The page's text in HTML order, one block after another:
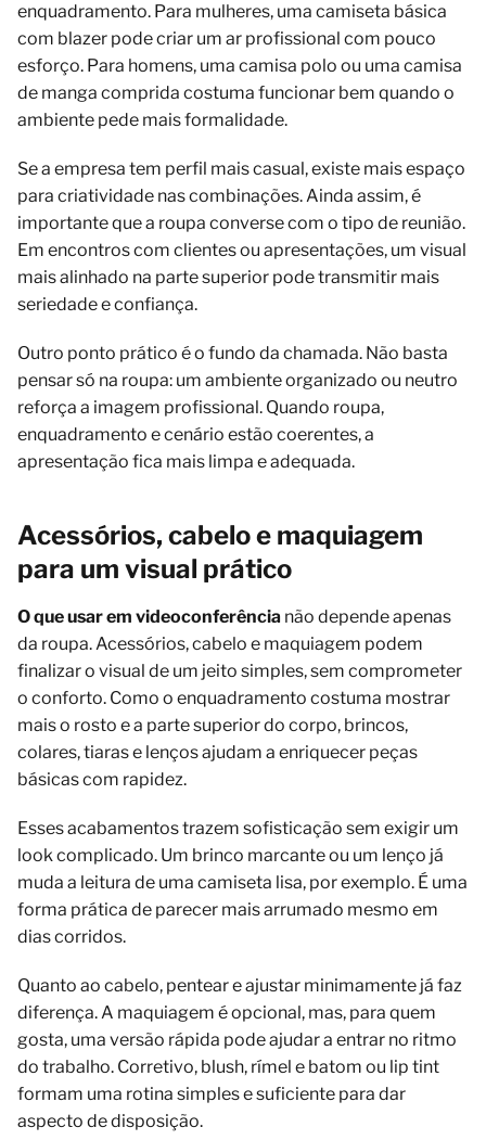
enquadramento. Para mulheres, uma camiseta básica
com blazer pode criar um ar profissional com pouco
esforço. Para homens, uma camisa polo ou uma camisa
de manga comprida costuma funcionar bem quando o
ambiente pede mais formalidade.
Se a empresa tem perfil mais casual, existe mais espaço
para criatividade nas combinações. Ainda assim, é
importante que a roupa converse com o tipo de reunião.
Em encontros com clientes ou apresentações, um visual
mais alinhado na parte superior pode transmitir mais
seriedade e confiança.
Outro ponto prático é o fundo da chamada. Não basta
pensar só na roupa: um ambiente organizado ou neutro
reforça a imagem profissional. Quando roupa,
enquadramento e cenário estão coerentes, a
apresentação fica mais limpa e adequada.
Acessórios, cabelo e maquiagem
para um visual prático
O que usar em videoconferência não depende apenas
da roupa. Acessórios, cabelo e maquiagem podem
finalizar o visual de um jeito simples, sem comprometer
o conforto. Como o enquadramento costuma mostrar
mais o rosto e a parte superior do corpo, brincos,
colares, tiaras e lenços ajudam a enriquecer peças
básicas com rapidez.
Esses acabamentos trazem sofisticação sem exigir um
look complicado. Um brinco marcante ou um lenço já
muda a leitura de uma camiseta lisa, por exemplo. É uma
forma prática de parecer mais arrumado mesmo em
dias corridos.
Quanto ao cabelo, pentear e ajustar minimamente já faz
diferença. A maquiagem é opcional, mas, para quem
gosta, uma versão rápida pode ajudar a entrar no ritmo
do trabalho. Corretivo, blush, rímel e batom ou lip tint
formam uma rotina simples e suficiente para dar
aspecto de disposição.